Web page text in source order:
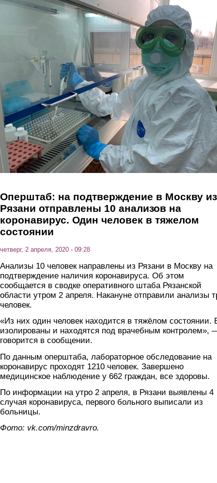
Перейти к основному содержанию
Оперштаб: на подтверждение в Москву из
Рязани отправлены 10 анализов на
коронавирус. Один человек в тяжелом
состоянии
четверг, 2 апреля, 2020 - 09:28
Анализы 10 человек направлены из Рязани в Москву на
подтверждение наличия коронавируса. Об этом
сообщается в сводке оперативного штаба Рязанской
области утром 2 апреля. Накануне отправили анализы
человек.
«Из них один человек находится в тяжёлом состоянии.
изолированы и находятся под врачебным контролем»,
говорится в сообщении.
По данным оперштаба, лабораторное обследование на
коронавирус проходят 1210 человек. Завершено
медицинское наблюдение у 662 граждан, все здоровы.
По информации на утро 2 апреля, в Рязани выявлены 4
случая коронавируса, первого больного выписали из
больницы.
Фото: vk.com/minzdravro.